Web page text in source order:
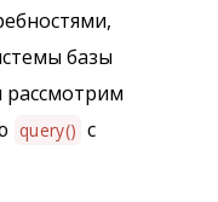
базы
query() с